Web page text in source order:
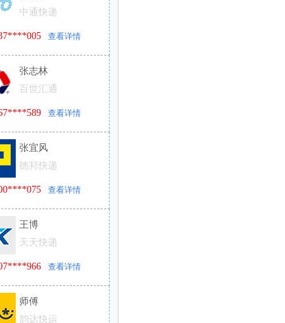
中通快递
查看详情
张志林
百世汇通
查看详情
张宜风
德邦快递
查看详情
王博
天天快递
查看详情
师傅
韵达快运